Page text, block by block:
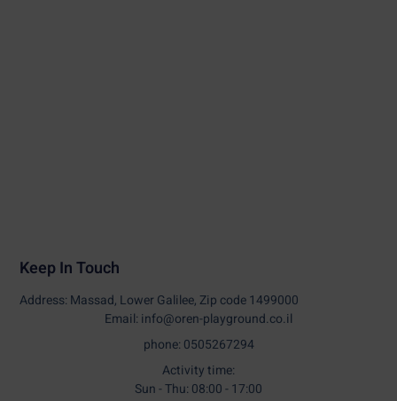
Keep In Touch
Address: Massad, Lower Galilee, Zip code 1499000
Email: info@oren-playground.co.il
phone: 0505267294
Activity time:
Sun - Thu: 08:00 - 17:00